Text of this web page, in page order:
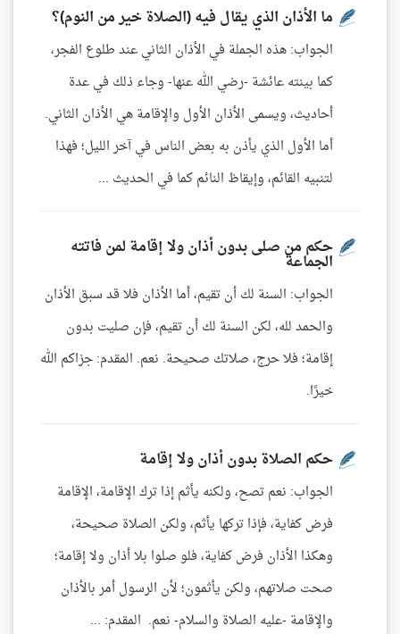
ما الأذان الذي يقال فيه (الصلاة خير من النوم)؟
الجواب: هذه الجملة في الأذان الثاني عند طلوع الفجر،
كما بينته عائشة -رضي الله عنها- وجاء ذلك في عدة
أحاديث، ويسمى الأذان الأول والإقامة هي الأذان الثاني.
أما الأول الذي يأذن به بعض الناس في آخر الليل؛ فهذا
لتنبيه القائم، وإيقاظ النائم كما في الحديث ...
حكم من صلى بدون أذان ولا إقامة لمن فاتته
الجماعة
الجواب: السنة لك أن تقيم، أما الأذان فلا قد سبق الأذان
والحمد لله، لكن السنة لك أن تقيم، فإن صليت بدون
إقامة؛ فلا حرج، صلاتك صحيحة. نعم. المقدم: جزاكم الله
خيرًا.
حكم الصلاة بدون أذان ولا إقامة
الجواب: نعم تصح، ولكنه يأثم إذا ترك الإقامة، الإقامة
فرض كفاية، فإذا تركها يأثم، ولكن الصلاة صحيحة،
وهكذا الأذان فرض كفاية، فلو صلوا بلا أذان ولا إقامة؛
صحت صلاتهم، ولكن يأثمون؛ لأن الرسول أمر بالأذان
والإقامة -عليه الصلاة والسلام- نعم. المقدم: ...